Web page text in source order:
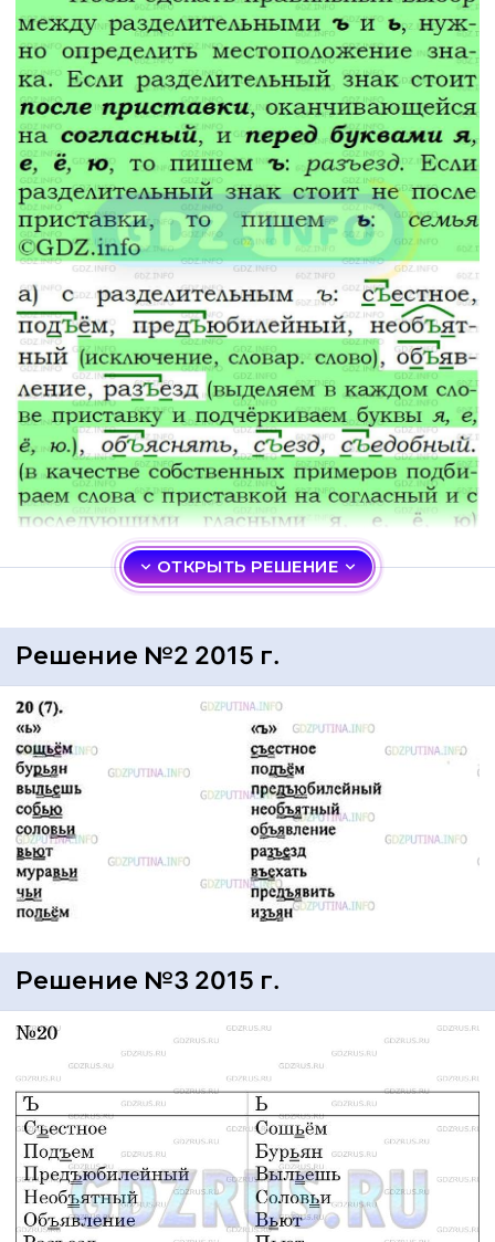
ОТКРЫТЬ РЕШЕНИЕ
Решение №2 2015 г.
Решение №3 2015 г.